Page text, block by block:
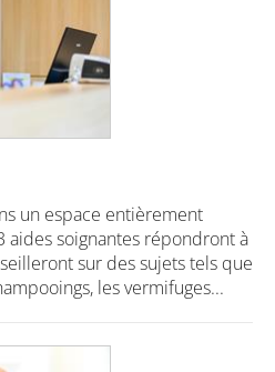
un espace entièrement
aides soignantes répondront à
sur des sujets tels que
les vermifuges...